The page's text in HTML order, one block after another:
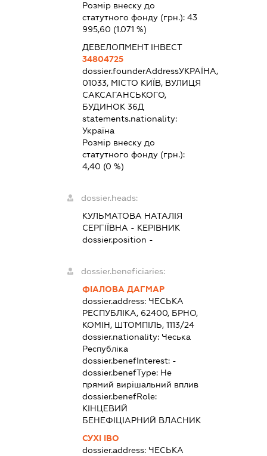
Розмір внеску до
статутного фонду (грн.):43
995,60 (1.071 %)
ДЕВЕЛОПМЕНТ ІНВЕСТ
34804725
dossier.founderAddressУКРАЇНА,
01033, МІСТО КИЇВ, ВУЛИЦЯ
САКСАГАНСЬКОГО,
БУДИНОК 36Д
statements.nationality:
Україна
Розмір внеску до
статутного фонду (грн.):
4,40 (0 %)
dossier.heads:
КУЛЬМАТОВА НАТАЛІЯ
СЕРГІЇВНА - КЕРІВНИК
dossier.position -
dossier.beneficiaries:
ФІАЛОВА ДАГМАР
dossier.address: ЧЕСЬКА
РЕСПУБЛІКА, 62400, БРНО,
КОМІН, ШТОМПІЛЬ, 1113/24
dossier.nationality: Чеська
Республіка
dossier.benefInterest: -
dossier.benefType: Не
прямий вирішальний вплив
dossier.benefRole:
КІНЦЕВИЙ
БЕНЕФІЦІАРНИЙ ВЛАСНИК
СУХІ ІВО
dossier.address: ЧЕСЬКА